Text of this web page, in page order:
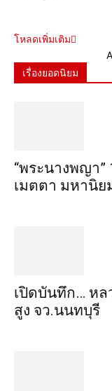
โหลดเพิ่มเติม
เรื่องยอดนิยม
“พระ​นาง​พญา
เมตตา​ มหา​นิ
เปิดบันทึก… หล
สูง​ จว.นนทบุรี